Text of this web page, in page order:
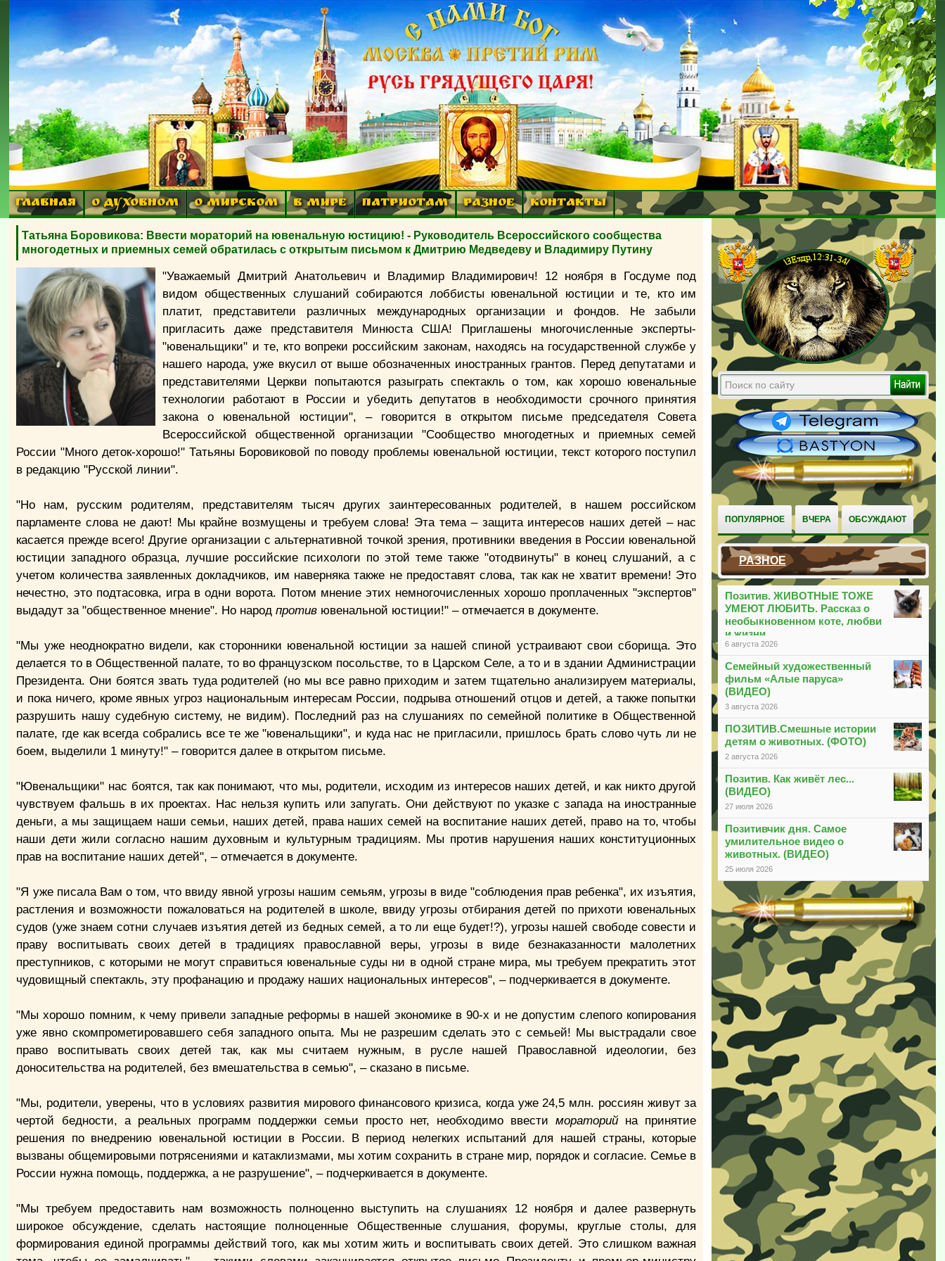
ГЛАВНАЯ О ДУХОВНОМ О МИРСКОМ В МИРЕ ПАТРИОТАМ РАЗНОЕ КОНТАКТЫ
ПОПУЛЯРНОЕ ВЧЕРА ОБСУЖДАЮТ
РАЗНОЕ
Позитив. ЖИВОТНЫЕ ТОЖЕ
УМЕЮТ ЛЮБИТЬ. Рассказ о
необыкновенном коте, любви
и жизни
6 августа 2026
Семейный художественный
фильм «Алые паруса»
(ВИДЕО)
3 августа 2026
ПОЗИТИВ.Смешные истории
детям о животных. (ФОТО)
2 августа 2026
Позитив. Как живёт лес...
(ВИДЕО)
27 июля 2026
Позитивчик дня. Самое
умилительное видео о
животных. (ВИДЕО)
25 июля 2026
Татьяна Боровикова: Ввести мораторий на ювенальную юстицию! - Руководитель Всероссийского сообщества
многодетных и приемных семей обратилась с открытым письмом к Дмитрию Медведеву и Владимиру Путину
"Уважаемый Дмитрий Анатольевич и Владимир Владимирович! 12 ноября в Госдуме под
видом общественных слушаний собираются лоббисты ювенальной юстиции и те, кто им
платит, представители различных международных организации и фондов. Не забыли
пригласить даже представителя Минюста США! Приглашены многочисленные эксперты-
"ювенальщики" и те, кто вопреки российским законам, находясь на государственной службе у
нашего народа, уже вкусил от выше обозначенных иностранных грантов. Перед депутатами и
представителями Церкви попытаются разыграть спектакль о том, как хорошо ювенальные
технологии работают в России и убедить депутатов в необходимости срочного принятия
закона о ювенальной юстиции", – говорится в открытом письме председателя Совета
Всероссийской общественной организации "Сообщество многодетных и приемных семей
России "Много деток-хорошо!" Татьяны Боровиковой по поводу проблемы ювенальной юстиции, текст которого поступил
в редакцию "Русской линии".
"Но нам, русским родителям, представителям тысяч других заинтересованных родителей, в нашем российском
парламенте слова не дают! Мы крайне возмущены и требуем слова! Эта тема – защита интересов наших детей – нас
касается прежде всего! Другие организации с альтернативной точкой зрения, противники введения в России ювенальной
юстиции западного образца, лучшие российские психологи по этой теме также "отодвинуты" в конец слушаний, а с
учетом количества заявленных докладчиков, им наверняка также не предоставят слова, так как не хватит времени! Это
нечестно, это подтасовка, игра в одни ворота. Потом мнение этих немногочисленных хорошо проплаченных "экспертов"
выдадут за "общественное мнение". Но народпротив ювенальной юстиции!" – отмечается в документе.
"Мы уже неоднократно видели, как сторонники ювенальной юстиции за нашей спиной устраивают свои сборища. Это
делается то в Общественной палате, то во французском посольстве, то в Царском Селе, а то и в здании Администрации
Президента. Они боятся звать туда родителей (но мы все равно приходим и затем тщательно анализируем материалы,
и пока ничего, кроме явных угроз национальным интересам России, подрыва отношений отцов и детей, а также попытки
разрушить нашу судебную систему, не видим). Последний раз на слушаниях по семейной политике в Общественной
палате, где как всегда собрались все те же "ювенальщики", и куда нас не пригласили, пришлось брать слово чуть ли не
боем, выделили 1 минуту!" – говорится далее в открытом письме.
"Ювенальщики" нас боятся, так как понимают, что мы, родители, исходим из интересов наших детей, и как никто другой
чувствуем фальшь в их проектах. Нас нельзя купить или запугать. Они действуют по указке с запада на иностранные
деньги, а мы защищаем наши семьи, наших детей, права наших семей на воспитание наших детей, право на то, чтобы
наши дети жили согласно нашим духовным и культурным традициям. Мы против нарушения наших конституционных
прав на воспитание наших детей", – отмечается в документе.
"Я уже писала Вам о том, что ввиду явной угрозы нашим семьям, угрозы в виде "соблюдения прав ребенка", их изъятия,
растления и возможности пожаловаться на родителей в школе, ввиду угрозы отбирания детей по прихоти ювенальных
судов (уже знаем сотни случаев изъятия детей из бедных семей, а то ли еще будет!?), угрозы нашей свободе совести и
праву воспитывать своих детей в традициях православной веры, угрозы в виде безнаказанности малолетних
преступников, с которыми не могут справиться ювенальные суды ни в одной стране мира, мы требуем прекратить этот
чудовищный спектакль, эту профанацию и продажу наших национальных интересов", – подчеркивается в документе.
"Мы хорошо помним, к чему привели западные реформы в нашей экономике в 90-х и не допустим слепого копирования
уже явно скомпрометировавшего себя западного опыта. Мы не разрешим сделать это с семьей! Мы выстрадали свое
право воспитывать своих детей так, как мы считаем нужным, в русле нашей Православной идеологии, без
доносительства на родителей, без вмешательства в семью", – сказано в письме.
"Мы, родители, уверены, что в условиях развития мирового финансового кризиса, когда уже 24,5 млн. россиян живут за
чертой бедности, а реальных программ поддержки семьи просто нет, необходимо ввестимораторий на принятие
решения по внедрению ювенальной юстиции в России. В период нелегких испытаний для нашей страны, которые
вызваны общемировыми потрясениями и катаклизмами, мы хотим сохранить в стране мир, порядок и согласие. Семье в
России нужна помощь, поддержка, а не разрушение", – подчеркивается в документе.
"Мы требуем предоставить нам возможность полноценно выступить на слушаниях 12 ноября и далее развернуть
широкое обсуждение, сделать настоящие полноценные Общественные слушания, форумы, круглые столы, для
формирования единой программы действий того, как мы хотим жить и воспитывать своих детей. Это слишком важная